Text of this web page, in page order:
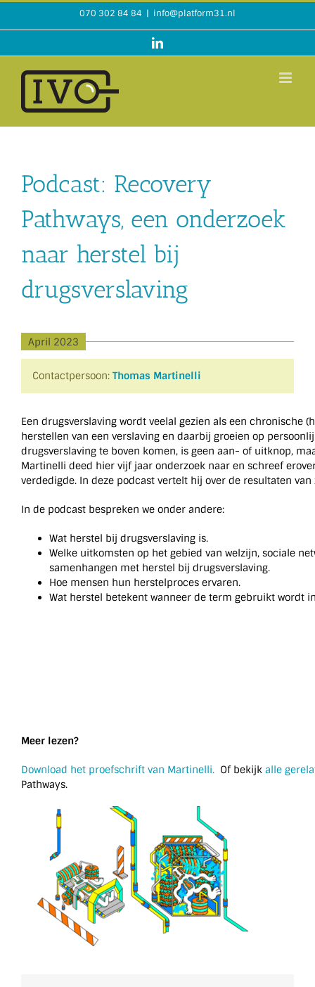
Ga
070 302 84 84 | info@platform31.nl
LinkedIn
Podcast: Recovery
Pathways, een onderzoek
naar herstel bij
drugsverslaving
April 2023
Contactpersoon: Thomas Martinelli
Een drugsverslaving wordt veelal gezien als een chronische
herstellen van een verslaving en daarbij groeien op
drugsverslaving te boven komen, is geen aan- of uitknop,
Martinelli deed hier vijf jaar onderzoek naar en schreef
verdedigde. In deze podcast vertelt hij over de resultaten van
In de podcast bespreken we onder andere:
Wat herstel bij drugsverslaving is.
Welke uitkomsten op het gebied van welzijn, sociale
samenhangen met herstel bij drugsverslaving.
Hoe mensen hun herstelproces ervaren.
Wat herstel betekent wanneer de term gebruikt wordt
Meer lezen?
Download het proefschrift van Martinelli. Of bekijk alle
Pathways.